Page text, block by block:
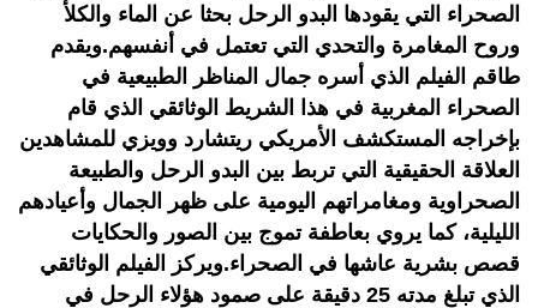
الصحراء التي يقودها البدو الرحل بحثا عن الماء والكلأ
وروح المغامرة والتحدي التي تعتمل في أنفسهم.ويقدم
طاقم الفيلم الذي أسره جمال المناظر الطبيعية في
الصحراء المغربية في هذا الشريط الوثائقي الذي قام
بإخراجه المستكشف الأمريكي ريتشارد وويزي للمشاهدين
العلاقة الحقيقية التي تربط بين البدو الرحل والطبيعة
الصحراوية ومغامراتهم اليومية على ظهر الجمال وأعيادهم
الليلية، كما يروي بعاطفة تموج بين الصور والحكايات
قصص بشرية عاشها في الصحراء.ويركز الفيلم الوثائقي
الذي تبلغ مدته 25 دقيقة على صمود هؤلاء الرحل في